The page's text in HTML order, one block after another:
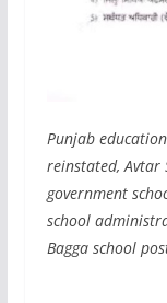
Punjab
reinstated, Avtar
government
school
Bagga school